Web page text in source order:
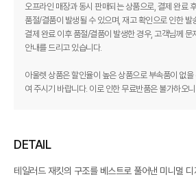
오프라인 매장과 동시 판매되는 상품으로, 결제 완료
품절/결품이 발생될 수 있으며, 재고 확인으로 인한 발
결제 완료 이후 품절/결품이 발생한 경우, 고객님께 문
안내를 드리고 있습니다.
아울렛 상품은 할인율이 높은 상품으로 부속품이 없
여 주시기 바랍니다. 이로 인한 무료반품은 불가하오
DETAIL
테일러드 재킷의 구조를 베스트로 풀어낸 미니멀 디